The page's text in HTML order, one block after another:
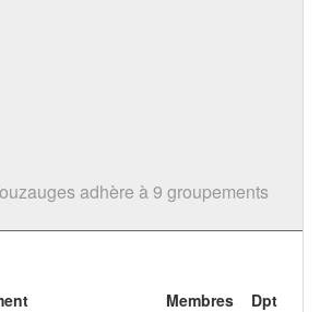
adhère à 9 groupements
Membres
Dpt